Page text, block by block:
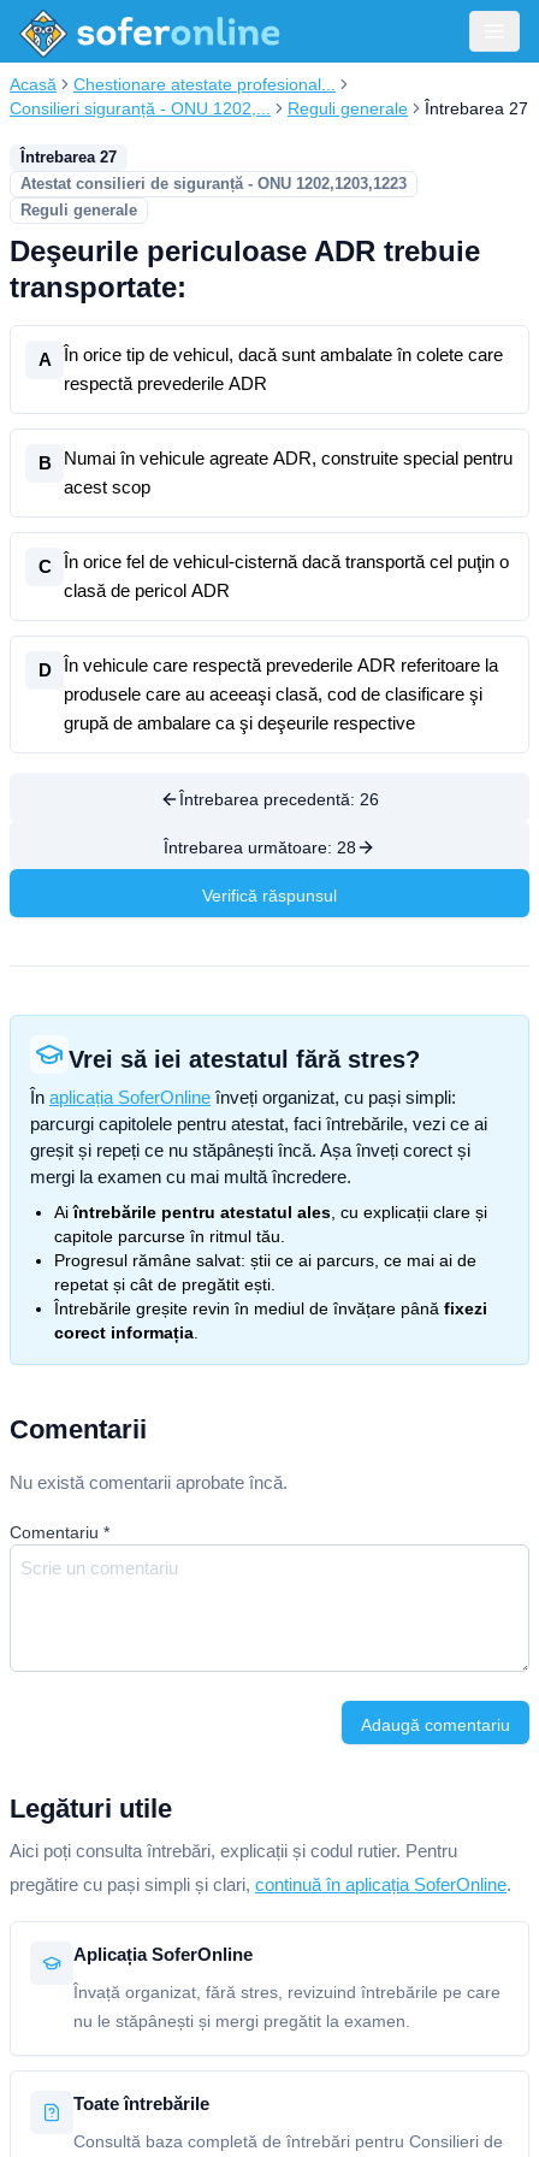
Acasă
Chestionare atestate profesional...
Consilieri siguranță - ONU 1202,...
Reguli generale Întrebarea 27
Întrebarea 27
Atestat consilieri de siguranță - ONU 1202,1203,1223
Reguli generale
Deşeurile periculoase ADR trebuie
transportate:
A
În orice tip de vehicul, dacă sunt ambalate în colete care
respectă prevederile ADR
B
Numai în vehicule agreate ADR, construite special pentru
acest scop
C
În orice fel de vehicul-cisternă dacă transportă cel puţin o
clasă de pericol ADR
D
În vehicule care respectă prevederile ADR referitoare la
produsele care au aceeaşi clasă, cod de clasificare şi
grupă de ambalare ca şi deşeurile respective
Întrebarea precedentă: 26
Întrebarea următoare: 28
Verifică răspunsul
Vrei să iei atestatul fără stres?
În aplicația SoferOnline înveți organizat, cu pași simpli:
parcurgi capitolele pentru atestat, faci întrebările, vezi ce ai
greșit și repeți ce nu stăpânești încă. Așa înveți corect și
mergi la examen cu mai multă încredere.
Aiîntrebările pentru atestatul ales , cu explicații clare și
capitole parcurse în ritmul tău.
Progresul rămâne salvat: știi ce ai parcurs, ce mai ai de
repetat și cât de pregătit ești.
Întrebările greșite revin în mediul de învățare până fixezi
corect informația
Comentarii
Nu există comentarii aprobate încă.
Comentariu *
Adaugă comentariu
Legături utile
Aici poți consulta întrebări, explicații și codul rutier. Pentru
pregătire cu pași simpli și clari, continuă în aplicația SoferOnline.
Aplicația SoferOnline
Învață organizat, fără stres, revizuind întrebările pe care
nu le stăpânești și mergi pregătit la examen.
Toate întrebările
Consultă baza completă de întrebări pentru Consilieri de